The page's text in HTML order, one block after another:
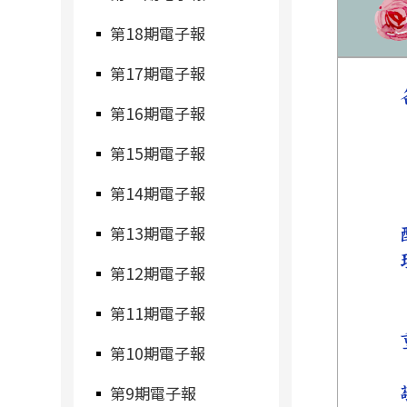
第18期電子報
第17期電子報
第16期電子報
第15期電子報
第14期電子報
第13期電子報
第12期電子報
第11期電子報
第10期電子報
第9期電子報